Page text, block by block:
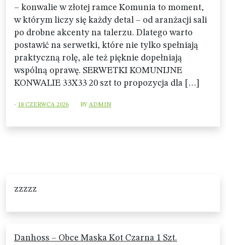
– konwalie w złotej ramce Komunia to moment,
w którym liczy się każdy detal – od aranżacji sali
po drobne akcenty na talerzu. Dlatego warto
postawić na serwetki, które nie tylko spełniają
praktyczną rolę, ale też pięknie dopełniają
wspólną oprawę. SERWETKI KOMUNIJNE
KONWALIE 33X33 20 szt to propozycja dla […]
- 18 CZERWCA 2026 BYADMIN
zzzzz
Danhoss – Obce Maska Kot Czarna 1 Szt.